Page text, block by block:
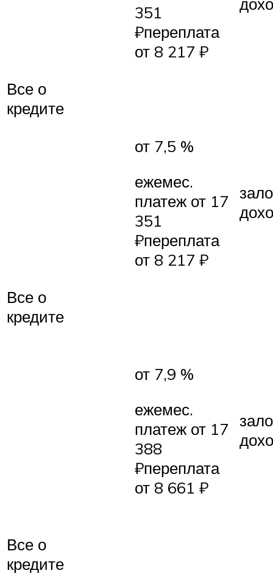
351
₽переплата
от 8 217 ₽
Все о
кредите
от 7,5 %
ежемес.
платеж от 17
351
₽переплата
от 8 217 ₽
Все о
кредите
от 7,9 %
ежемес.
платеж от 17
388
₽переплата
от 8 661 ₽
Все о
кредите